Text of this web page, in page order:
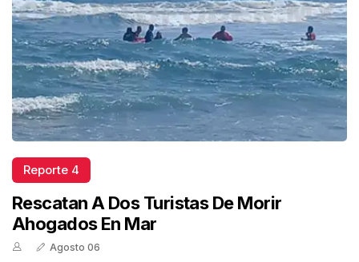
Reporte 4
Rescatan A Dos Turistas De Morir
Ahogados En Mar
Agosto 06